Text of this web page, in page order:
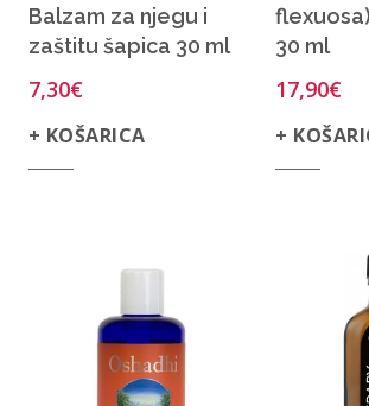
Balzam za njegu i
zaštitu šapica 30 ml
7,30€
+ KOŠARICA
30 ml
17,90€
+